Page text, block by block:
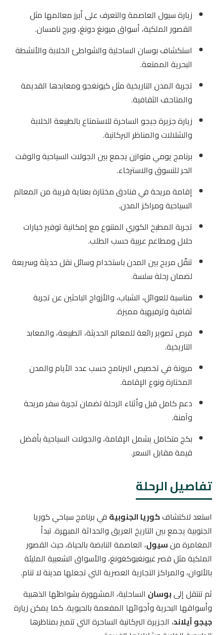
زيارة سيول العاصمة والتعرف على أبرز معالمها مثل
القصور الملكية، أسواق ميونغ دونغ، وبرج نامسان.
استكشاف بوسان الساحلية والشواطئ الخلابة والأنشطة
البحرية الممتعة.
تجربة المدن التاريخية مثل كيونغجو ومعابدها القديمة
والمتاحف الثقافية.
زيارة جزيرة جيجو الساحرة للاستمتاع بالطبيعة الخلابة
والشلالات والمناظر البركانية.
برنامج يومي متوازن يجمع بين الجولات السياحية والوقت
الحر للتسوق والاسترخاء.
إقامة مريحة في فنادق مختارة بعناية قريبة من المعالم
السياحية ومراكز المدن.
تجربة المطبخ الكوري المتنوع مع إمكانية توفير خيارات
حلال ومطاعم عربية حسب الطلب.
تنقّل مريح بين المدن باستخدام وسائل نقل حديثة وسريعة
لضمان رحلة سلسة.
مناسبة للعوائل، الشباب، والأزواج الباحثين عن تجربة
ثقافية وترفيهية مميزة.
فرص تصوير رائعة للمعالم الحديثة، الطبيعة، والمعابد
التاريخية.
مرونة في تخصيص البرنامج حسب عدد الأيام والمدن
المختارة ونوع الإقامة.
دعم كامل قبل وأثناء الرحلة لضمان تجربة سفر مريحة
وآمنة.
بكج متكامل يشمل الإقامة، والجولات السياحية بأفضل
قيمة مقابل السعر.
تفاصيل الرحلة
استعد لاكتشافكوريا الجنوبية في برنامج سياحي كوريا
الجنوبية يجمع بين التاريخ العريق والحداثة المبهرة. تبدأ
المغامرة منسيول، العاصمة النابضة بالحياة، حيث القصور
الملكية مثل قصر غيونغبوكغونغ، والأسواق الشعبية المليئة
بالألوان، والمراكز التجارية العصرية التي تجعلها مدينة لا تنام.
ثم تنتقل إلىبوسان الساحلية، المشهورة بشواطئها الذهبية
وأسواقها البحرية وأجوائها المفعمة بالحيوية. كما يمكن زيارة
جيجو آيلاند، الجزيرة البركانية الساحرة التي تتميز بمناظرها